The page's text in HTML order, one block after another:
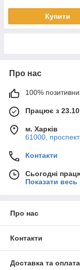
Купити
Про нас
100%
Працює з
м. Харків
61000,
Контакти
Сьогодні
Показати весь
Про нас
Контакти
Доставка та оплата